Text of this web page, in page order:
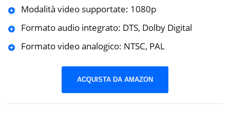
Modalità video supportate: 1080p
Formato audio integrato: DTS, Dolby Digital
Formato video analogico: NTSC, PAL
ACQUISTA DA AMAZON